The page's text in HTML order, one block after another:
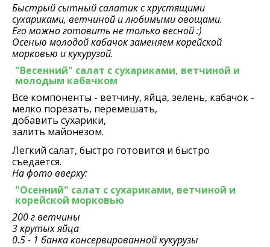
Быстрый сытный салатик с хрустящими
сухариками, ветчиной и любимыми овощами.
Его можно готовить не только весной :)
Осенью молодой кабачок заменяем корейской
морковью и кукурузой.
"Весенний" салат с сухариками, ветчиной и
молодым кабачком
Все компоненты - ветчину, яйца, зелень, кабачок -
мелко порезать, перемешать,
добавить сухарики,
залить майонезом.
Легкий салат, быстро готовится и быстро
съедается.
На фото вверху:
"Осенний" салат с сухариками, ветчиной и
корейской морковью
200 г ветчины
3 крутых яйца
0.5 - 1 банка консервированной кукурузы